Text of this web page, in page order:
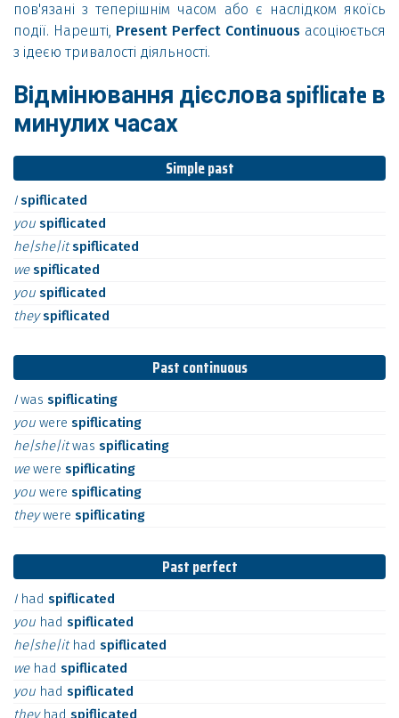
пов'язані з теперішнім часом або є наслідком якоїсь
події. Нарешті, Present Perfect Continuous асоціюється
з ідеєю тривалості діяльності.
Відмінювання дієслова spiflicate в
минулих часах
Simple past
Ispiflicated
you spiflicated
he|she|itspiflicated
wespiflicated
you spiflicated
theyspiflicated
Past continuous
Iwas spiflicating
you were spiflicating
he|she|itwas spiflicating
wewere spiflicating
you were spiflicating
theywere spiflicating
Past perfect
I had spiflicated
you had spiflicated
he|she|it had spiflicated
we had spiflicated
you had spiflicated
they had spiflicated